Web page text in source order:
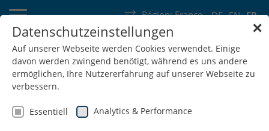
DE EN FR
Région: France
Allemagne Suisse Autriche Belgique Luxembourg
Pays-Bas Wallonie
✕
Datenschutzeinstellungen
Auf unserer Webseite werden Cookies verwendet. Einige
davon werden zwingend benötigt, während es uns andere
ermöglichen, Ihre Nutzererfahrung auf unserer Webseite zu
verbessern.
Essentiell Analytics & Performance